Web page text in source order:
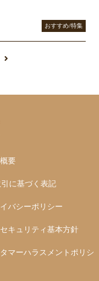
おすすめ/特集
要
に基づく表記
バシーポリシー
キュリティ基本方針
マーハラスメントポリシ